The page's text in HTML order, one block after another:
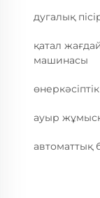
дугалық
қатал
машинасы
ауыр